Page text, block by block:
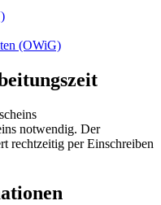
(OWiG)
notwendig. Der
rechtzeitig per Einschreiben